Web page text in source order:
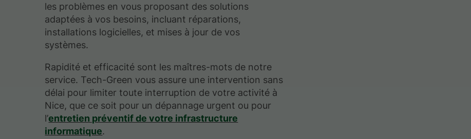
les problèmes en vous proposant des solutions
adaptées à vos besoins, incluant réparations,
installations logicielles, et mises à jour de vos
systèmes.
Rapidité et efficacité sont les maîtres-mots de notre
service. Tech-Green vous assure une intervention sans
délai pour limiter toute interruption de votre activité à
Nice, que ce soit pour un dépannage urgent ou pour
l’entretien préventif de votre infrastructure
informatique.